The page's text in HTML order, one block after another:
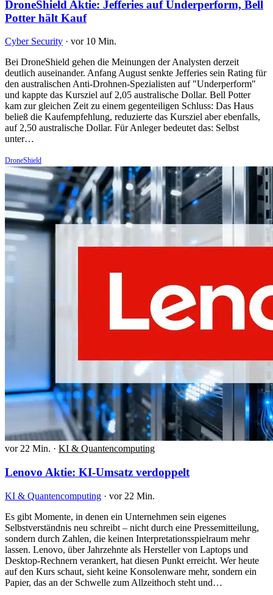
DroneShield Aktie: Jefferies auf Underperform, Bell
Potter hält Kauf
Cyber Security · vor 10 Min.
Bei DroneShield gehen die Meinungen der Analysten derzeit
deutlich auseinander. Anfang August senkte Jefferies sein Rating für
den australischen Anti-Drohnen-Spezialisten auf "Underperform"
und kappte das Kursziel auf 2,05 australische Dollar. Bell Potter
kam zur gleichen Zeit zu einem gegenteiligen Schluss: Das Haus
beließ die Kaufempfehlung, reduzierte das Kursziel aber ebenfalls,
auf 2,50 australische Dollar. Für Anleger bedeutet das: Selbst
unter…
DroneShield
vor 22 Min. · KI & Quantencomputing
Lenovo Aktie: KI-Umsatz verdoppelt
KI & Quantencomputing · vor 22 Min.
Es gibt Momente, in denen ein Unternehmen sein eigenes
Selbstverständnis neu schreibt – nicht durch eine Pressemitteilung,
sondern durch Zahlen, die keinen Interpretationsspielraum mehr
lassen. Lenovo, über Jahrzehnte als Hersteller von Laptops und
Desktop-Rechnern verankert, hat diesen Punkt erreicht. Wer heute
auf den Kurs schaut, sieht keine Konsolenware mehr, sondern ein
Papier, das an der Schwelle zum Allzeithoch steht und…